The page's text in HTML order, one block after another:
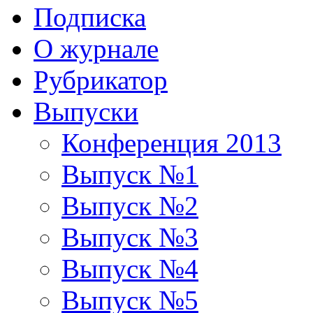
Подписка
О журнале
Рубрикатор
Выпуски
Конференция 2013
Выпуск №1
Выпуск №2
Выпуск №3
Выпуск №4
Выпуск №5